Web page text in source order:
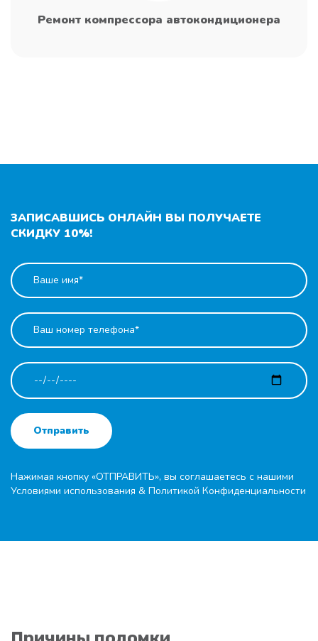
Ремонт компрессора автокондиционера
ЗАПИСАВШИСЬ ОНЛАЙН ВЫ ПОЛУЧАЕТЕ
СКИДКУ 10%!
Отправить
Нажимая кнопку «ОТПРАВИТЬ», вы соглашаетесь с нашими
Условиями использования & Политикой Конфиденциальности